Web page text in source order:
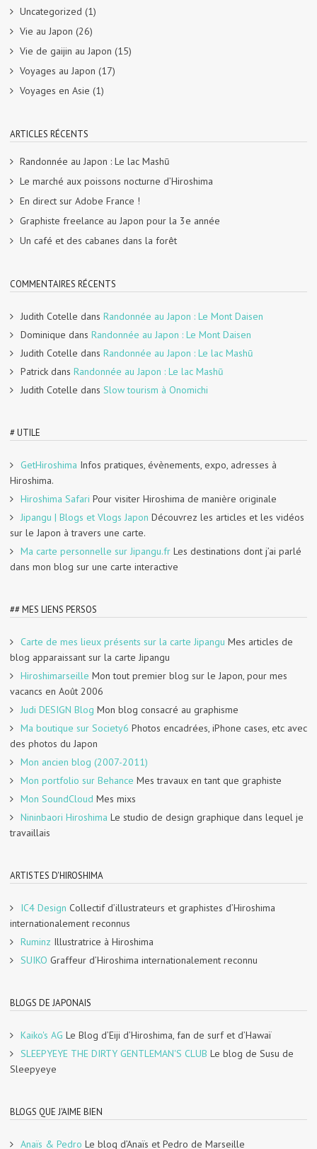
Uncategorized (1)
Vie au Japon (26)
Vie de gaijin au Japon (15)
Voyages au Japon (17)
Voyages en Asie (1)
ARTICLES RÉCENTS
Randonnée au Japon : Le lac Mashū
Le marché aux poissons nocturne d’Hiroshima
En direct sur Adobe France !
Graphiste freelance au Japon pour la 3e année
Un café et des cabanes dans la forêt
COMMENTAIRES RÉCENTS
Judith Cotelle dans Randonnée au Japon : Le Mont Daisen
Dominique dans Randonnée au Japon : Le Mont Daisen
Judith Cotelle dans Randonnée au Japon : Le lac Mashū
Patrick dans Randonnée au Japon : Le lac Mashū
Judith Cotelle dans Slow tourism à Onomichi
# UTILE
GetHiroshima Infos pratiques, évènements, expo, adresses à
Hiroshima.
Hiroshima Safari Pour visiter Hiroshima de manière originale
Jipangu | Blogs et Vlogs Japon Découvrez les articles et les vidéos
sur le Japon à travers une carte.
Ma carte personnelle sur Jipangu.fr Les destinations dont j’ai parlé
dans mon blog sur une carte interactive
## MES LIENS PERSOS
Carte de mes lieux présents sur la carte Jipangu Mes articles de
blog apparaissant sur la carte Jipangu
Hiroshimarseille Mon tout premier blog sur le Japon, pour mes
vacancs en Août 2006
Judi DESIGN Blog Mon blog consacré au graphisme
Ma boutique sur Society6 Photos encadrées, iPhone cases, etc avec
des photos du Japon
Mon ancien blog (2007-2011)
Mon portfolio sur Behance Mes travaux en tant que graphiste
Mon SoundCloud Mes mixs
Nininbaori Hiroshima Le studio de design graphique dans lequel je
travaillais
ARTISTES D'HIROSHIMA
IC4 Design Collectif d’illustrateurs et graphistes d’Hiroshima
internationalement reconnus
Ruminz Illustratrice à Hiroshima
SUIKO Graffeur d’Hiroshima internationalement reconnu
BLOGS DE JAPONAIS
Kaiko's AG Le Blog d’Eiji d’Hiroshima, fan de surf et d’Hawaï
SLEEPYEYE THE DIRTY GENTLEMAN'S CLUB Le blog de Susu de
Sleepyeye
BLOGS QUE J'AIME BIEN
Anaïs & Pedro Le blog d’Anaïs et Pedro de Marseille